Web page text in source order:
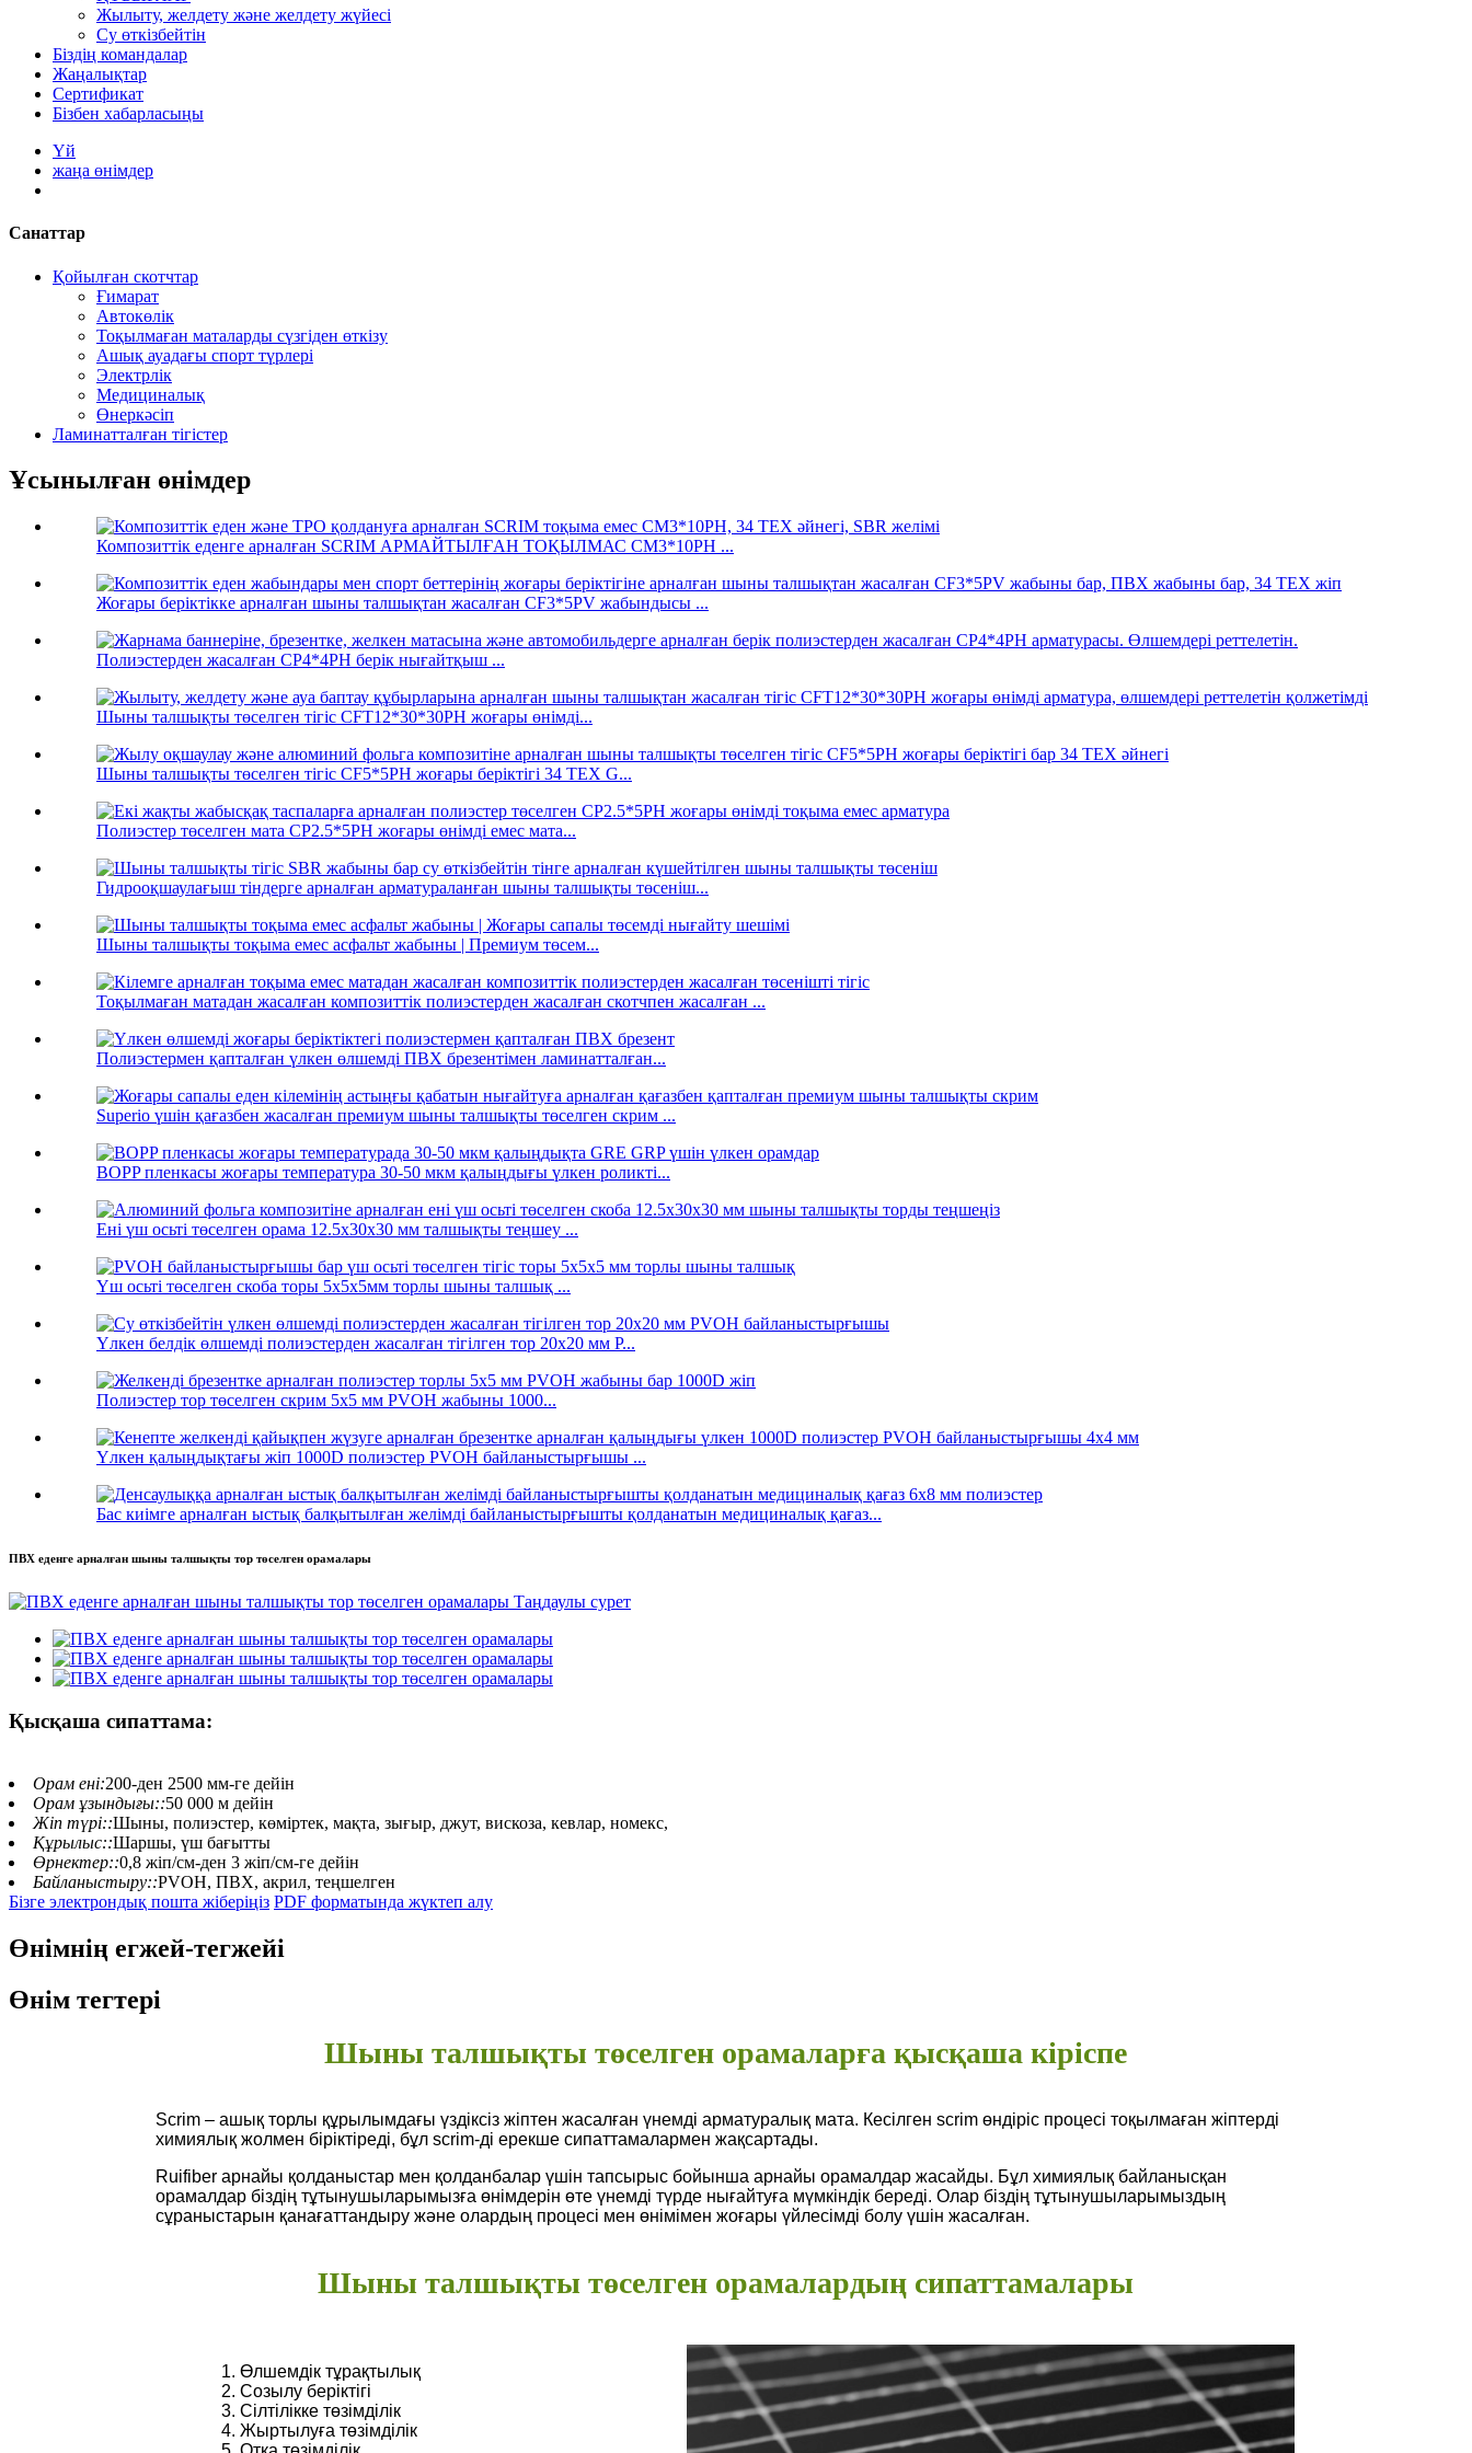
Жылыту, желдету және желдету жүйесі
Су өткізбейтін
Біздің командалар
Жаңалықтар
Сертификат
Бізбен хабарласыңы
Үй
жаңа өнімдер
Санаттар
Қойылған скотчтар
Ғимарат
Автокөлік
Тоқылмаған маталарды сүзгіден өткізу
Ашық ауадағы спорт түрлері
Электрлік
Медициналық
Өнеркәсіп
Ламинатталған тігістер
Ұсынылған өнімдер
Композиттік еденге арналған SCRIM АРМАЙТЫЛҒАН ТОҚЫЛМАС CM3*10PH ...
Жоғары беріктікке арналған шыны талшықтан жасалған CF3*5PV жабындысы ...
Полиэстерден жасалған CP4*4PH берік нығайтқыш ...
Шыны талшықты төселген тігіс CFT12*30*30PH жоғары өнімді...
Шыны талшықты төселген тігіс CF5*5PH жоғары беріктігі 34 TEX G...
Полиэстер төселген мата CP2.5*5PH жоғары өнімді емес мата...
Гидрооқшаулағыш тіндерге арналған арматураланған шыны талшықты төсеніш...
Шыны талшықты тоқыма емес асфальт жабыны | Премиум төсем...
Тоқылмаған матадан жасалған композиттік полиэстерден жасалған скотчпен жасалған ...
Полиэстермен қапталған үлкен өлшемді ПВХ брезентімен ламинатталған...
Superio үшін қағазбен жасалған премиум шыны талшықты төселген скрим ...
BOPP пленкасы жоғары температура 30-50 мкм қалыңдығы үлкен роликті...
Ені үш осьті төселген орама 12.5x30x30 мм талшықты теңшеу ...
Үш осьті төселген скоба торы 5x5x5мм торлы шыны талшық ...
Үлкен белдік өлшемді полиэстерден жасалған тігілген тор 20x20 мм P...
Полиэстер тор төселген скрим 5x5 мм PVOH жабыны 1000...
Үлкен қалыңдықтағы жіп 1000D полиэстер PVOH байланыстырғышы ...
Бас киімге арналған ыстық балқытылған желімді байланыстырғышты қолданатын медициналық қағаз...
ПВХ еденге арналған шыны талшықты тор төселген орамалары
Қысқаша сипаттама:
Орам ені:200-ден 2500 мм-ге дейін
Орам ұзындығы::50 000 м дейін
Жіп түрі::Шыны, полиэстер, көміртек, мақта, зығыр, джут, вискоза, кевлар, номекс,
Құрылыс::Шаршы, үш бағытты
Өрнектер::0,8 жіп/см-ден 3 жіп/см-ге дейін
Байланыстыру::PVOH, ПВХ, акрил, теңшелген
Бізге электрондық пошта жіберіңіз PDF форматында жүктеп алу
Өнімнің егжей-тегжейі
Өнім тегтері
Шыны талшықты төселген орамаларға қысқаша кіріспе
Scrim – ашық торлы құрылымдағы үздіксіз жіптен жасалған үнемді арматуралық мата. Кесілген scrim өндіріс процесі тоқылмаған жіптерді
химиялық жолмен біріктіреді, бұл scrim-ді ерекше сипаттамалармен жақсартады.
Ruifiber арнайы қолданыстар мен қолданбалар үшін тапсырыс бойынша арнайы орамалдар жасайды. Бұл химиялық байланысқан
орамалдар біздің тұтынушыларымызға өнімдерін өте үнемді түрде нығайтуға мүмкіндік береді. Олар біздің тұтынушыларымыздың
сұраныстарын қанағаттандыру және олардың процесі мен өнімімен жоғары үйлесімді болу үшін жасалған.
Шыны талшықты төселген орамалардың сипаттамалары
1. Өлшемдік тұрақтылық
2. Созылу беріктігі
3. Сілтілікке төзімділік
4. Жыртылуға төзімділік